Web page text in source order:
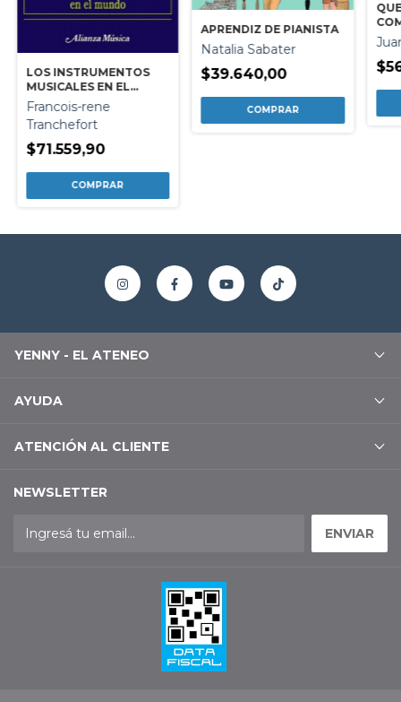
LOS INSTRUMENTOS
MUSICALES EN EL
MUNDO
Francois-rene
Tranchefort
$71.559,90
APRENDIZ DE PIANISTA
Natalia Sabater
$39.640,00
YENNY - EL ATENEO
AYUDA
ATENCIÓN AL CLIENTE
NEWSLETTER